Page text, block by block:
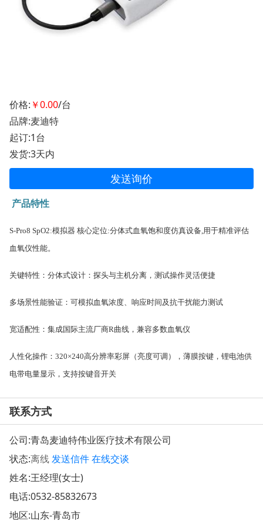
价格: ￥0.00/台
品牌:麦迪特
起订:1台
发货:3天内
发送询价
产品特性
S-Pro8 SpO2:模拟器 核心定位:分体式血氧饱和度仿真设备,用于精准评估
血氧仪性能。
关键特性： ‌分体式设计‌：探头与主机分离，测试操作灵活便捷
‌多场景性能验证‌：可模拟血氧浓度、响应时间及抗干扰能力测试
‌宽适配性‌：集成国际主流厂商R曲线，兼容多数血氧仪
‌人性化操作‌：320×240高分辨率彩屏（亮度可调），薄膜按键，锂电池供
电带电量显示，支持按键音开关
联系方式
公司:青岛麦迪特伟业医疗技术有限公司
状态:离线发送信件在线交谈
姓名:王经理(女士)
电话:0532-85832673
地区:山东-青岛市